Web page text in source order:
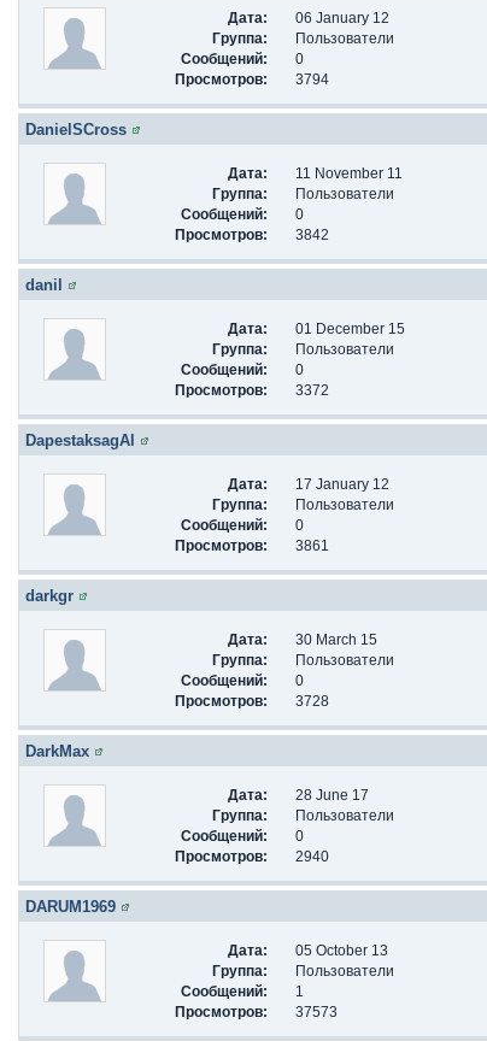
Дата:
06 January 12
Группа:
Пользователи
Сообщений:
0
Просмотров:
3794
DanielSCross
Дата:
11 November 11
Группа:
Пользователи
Сообщений:
0
Просмотров:
3842
danil
Дата:
01 December 15
Группа:
Пользователи
Сообщений:
0
Просмотров:
3372
DapestaksagAl
Дата:
17 January 12
Группа:
Пользователи
Сообщений:
0
Просмотров:
3861
darkgr
Дата:
30 March 15
Группа:
Пользователи
Сообщений:
0
Просмотров:
3728
DarkMax
Дата:
28 June 17
Группа:
Пользователи
Сообщений:
0
Просмотров:
2940
DARUM1969
Дата:
05 October 13
Группа:
Пользователи
Сообщений:
1
Просмотров:
37573